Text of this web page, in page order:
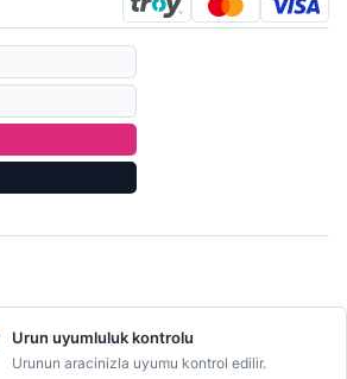
Urun uyumluluk kontrolu
Urunun aracinizla uyumu kontrol edilir.